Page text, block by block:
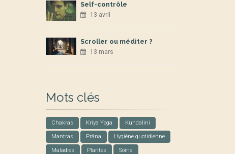
Self-contrôle
13 avril
Scroller ou méditer ?
13 mars
Mots clés
Chakras Kriya Yoga Kundalini
Mantras Prâna Hygiène quotidienne
Maladies Plantes Soins